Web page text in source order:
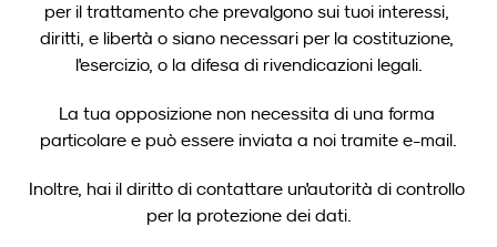
per il trattamento che prevalgono sui tuoi interessi,
diritti, e libertà o siano necessari per la costituzione,
l'esercizio, o la difesa di rivendicazioni legali.
La tua opposizione non necessita di una forma
particolare e può essere inviata a noi tramite e-mail.
Inoltre, hai il diritto di contattare un'autorità di controllo
per la protezione dei dati.